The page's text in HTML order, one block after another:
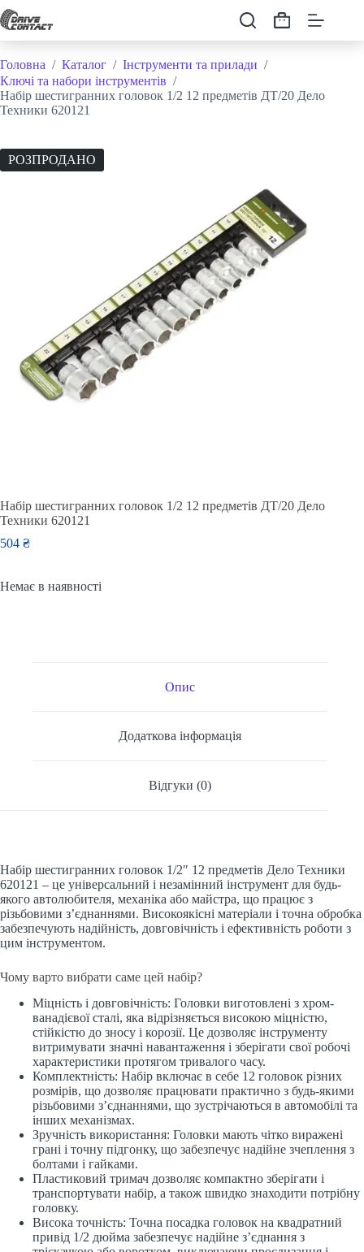
Перейти
до
Кошик
Головна / Каталог / Інструменти та прилади /
Ключі та набори інструментів /
Набір шестигранних головок 1/2 12 предметів ДТ/20 Дело
Техники 620121
РОЗПРОДАНО
Набір шестигранних головок 1/2 12 предметів ДТ/20 Дело
Техники 620121
504 ₴
Немає в наявності
Опис
Додаткова інформація
Відгуки (0)
Набір шестигранних головок 1/2″ 12 предметів Дело Техники
620121 – це універсальний і незамінний інструмент для будь-
якого автолюбителя, механіка або майстра, що працює з
різьбовими з’єднаннями. Високоякісні матеріали і точна обробка
забезпечують надійність, довговічність і ефективність роботи з
цим інструментом.
Чому варто вибрати саме цей набір?
Міцність і довговічність: Головки виготовлені з хром-
ванадієвої сталі, яка відрізняється високою міцністю,
стійкістю до зносу і корозії. Це дозволяє інструменту
витримувати значні навантаження і зберігати свої робочі
характеристики протягом тривалого часу.
Комплектність: Набір включає в себе 12 головок різних
розмірів, що дозволяє працювати практично з будь-якими
різьбовими з’єднаннями, що зустрічаються в автомобілі та
інших механізмах.
Зручність використання: Головки мають чітко виражені
грані і точну підгонку, що забезпечує надійне зчеплення з
болтами і гайками.
Пластиковий тримач дозволяє компактно зберігати і
транспортувати набір, а також швидко знаходити потрібну
головку.
Висока точність: Точна посадка головок на квадратний
привід 1/2 дюйма забезпечує надійне з’єднання з